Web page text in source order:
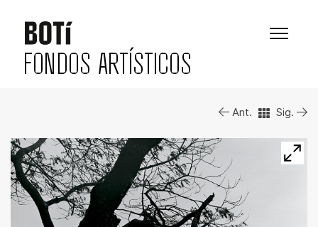
FONDOS ARTÍSTICOS
Ant. Sig.